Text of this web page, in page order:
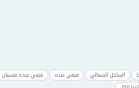
الساحل الشمالي فيفي عبده
فيفي عبده بفستان